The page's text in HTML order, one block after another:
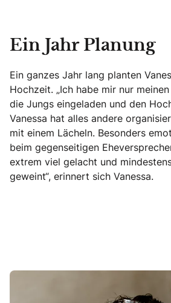
Ein Jahr Planung
Ein ganzes Jahr lang planten
Hochzeit. „Ich habe mir nur
die Jungs eingeladen und den
Vanessa hat alles andere
mit einem Lächeln. Besonders
beim gegenseitigen
extrem viel gelacht und
geweint“, erinnert sich Vanessa.